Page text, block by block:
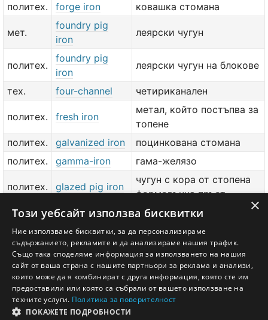
политех.
forge iron ковашка стомана
мет.
foundry pig
iron
леярски чугун
политех.
foundry pig
iron
леярски чугун на блокове
тех. four-channel четириканален
политех. fresh iron
метал, който постъпва за
топене
политех.
galvanized iron
поцинкована стомана
политех.
gamma-iron гама-желязо
политех. glazed pig iron
чугун с кора от стопена
формовъчна пръст
политех. glazed pig iron
чугун с ниско
политех.
grab iron стоманени отпадъци
добави значение или преводтук
×
Този уебсайт използва бисквитки
Ние използваме бисквитки, за да персонализираме
съдържанието, рекламите и да анализираме нашия трафик.
Също така споделяме информация за използването на нашия
сайт от ваша страна с нашите партньори за реклама и анализи,
които може да я комбинират с друга информация, която сте им
предоставили или която са събрали от вашето използване на
техните услуги. Политика за поверителност
ПОКАЖЕТЕ ПОДРОБНОСТИ